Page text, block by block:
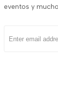
eventos y